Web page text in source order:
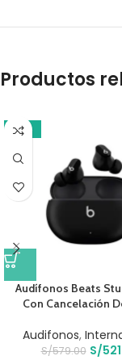
Productos
-10%
Audífonos Beats
Con Cancelación
Audifonos,
S/579.00 S/